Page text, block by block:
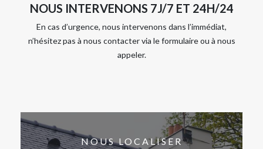
NOUS INTERVENONS 7J/7 ET 24H/24
En cas d’urgence, nous intervenons dans l’immédiat,
n’hésitez pas à nous contacter via le formulaire ou à nous
appeler.
NOUS LOCALISER